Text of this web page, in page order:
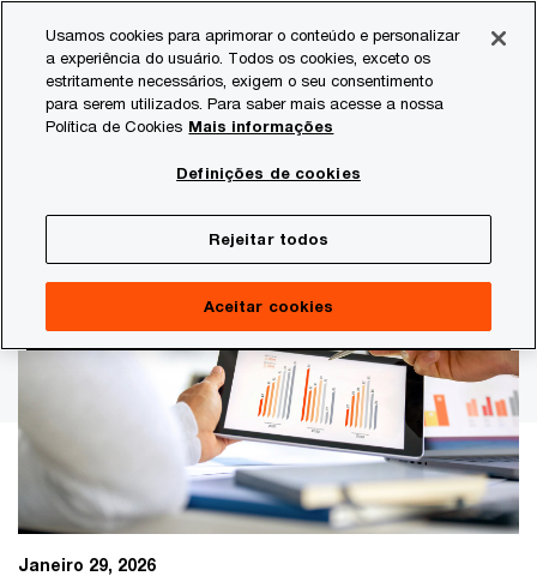
content
footer
Preocupações dos CEOS
Destaques da indústria de
serviços financeiros no Brasil
Janeiro 29, 2026
Usamos cookies para aprimorar o conteúdo e personalizar
a experiência do usuário. Todos os cookies, exceto os
estritamente necessários, exigem o seu consentimento
para serem utilizados. Para saber mais acesse a nossa
Política de Cookies Mais informações
Definições de cookies
Rejeitar todos
Aceitar cookies